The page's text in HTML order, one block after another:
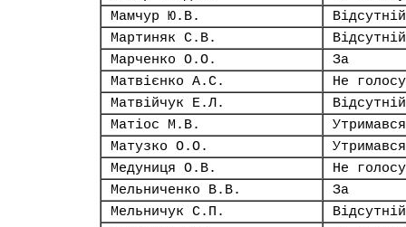
Мамчур Ю.В.
Відсутній
Мартиняк С.В.
Відсутній
Марченко О.О.
За
Матвієнко А.С.
Не
Матвійчук Е.Л.
Відсутній
Матіос М.В.
Утримався
Матузко О.О.
Утримався
Медуниця О.В.
Не
Мельниченко В.В.
За
Мельничук С.П.
Відсутній